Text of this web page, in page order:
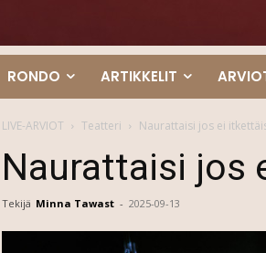
RONDO ARTIKKELIT
LIVE-ARVIOT Teatteri Naurattaisi jos ei
Naurattaisi jos
Tekijä Minna Tawast - 2025-09-13